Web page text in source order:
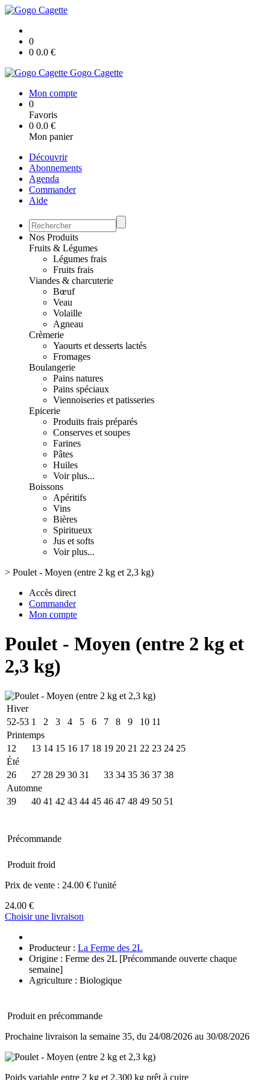
0
0 0.0 €
Gogo Cagette
Mon compte
0
Favoris
0 0.0 €
Mon panier
Découvrir
Abonnements
Agenda
Commander
Aide
Nos Produits
Fruits & Légumes
Légumes frais
Fruits frais
Viandes & charcuterie
Bœuf
Veau
Volaille
Agneau
Crèmerie
Yaourts et desserts lactés
Fromages
Boulangerie
Pains natures
Pains spéciaux
Viennoiseries et patisseries
Epicerie
Produits frais préparés
Conserves et soupes
Farines
Pâtes
Huiles
Voir plus...
Boissons
Apéritifs
Vins
Bières
Spiritueux
Jus et softs
Voir plus...
> Poulet - Moyen (entre 2 kg et 2,3 kg)
Accès direct
Commander
Mon compte
Poulet - Moyen (entre 2 kg et
2,3 kg)
Hiver
52-53 1 2 3 4 5 6 7 8 9 10 11
Printemps
12
13 14 15 16 17 18 19 20 21 22 23 24 25
Été
26
27 28 29 30 31 33 34 35 36 37 38
Automne
39
40 41 42 43 44 45 46 47 48 49 50 51
Précommande
Produit froid
Prix de vente : 24.00 € l'unité
24.00 €
Choisir une livraison
Producteur : La Ferme des 2L
Origine : Ferme des 2L [Précommande ouverte chaque
semaine]
Agriculture : Biologique
Produit en précommande
Prochaine livraison la semaine 35, du 24/08/2026 au 30/08/2026
Poids variable entre 2 kg et 2,300 kg prêt à cuire